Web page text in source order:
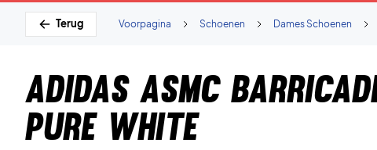
Terug Dames Schoenen
Schoenen
Voorpagina
Adidas aSMC
Pure White